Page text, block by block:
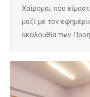
Χαίρομαι που
μαζί με τον
ακολουθία των